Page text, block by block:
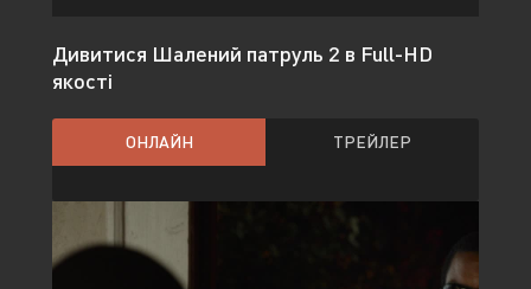
Дивитися Шалений патруль 2 в Full-HD
якості
ОНЛАЙН ТРЕЙЛЕР